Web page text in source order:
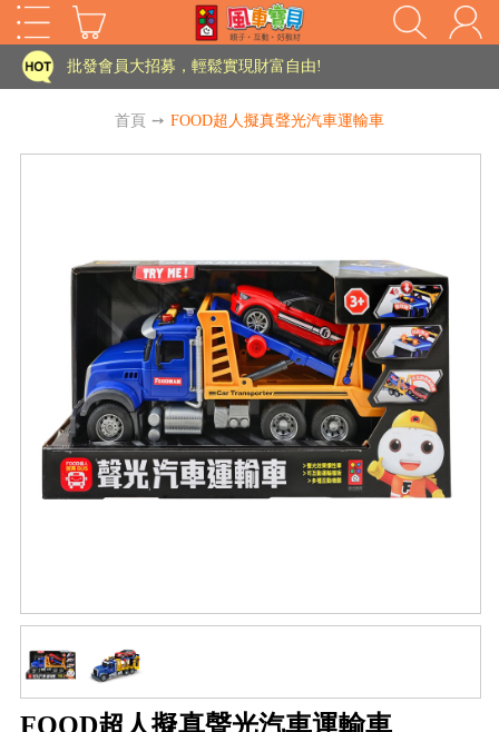
家長樂了!「風車書版集團暨FOOD超人企業總部」目前正興建中!
批發會員大招募，輕鬆實現財富自由!
老師您好!!幼教會員火熱招募中~
批發會員大招募，輕鬆實現財富自由!
老師您好!!幼教會員火熱招募中~
海外購物免煩惱！點我查看『海外購物流程說明』
首頁 ➙ FOOD超人擬真聲光汽車運輸車
FOOD超人擬真聲光汽車運輸車